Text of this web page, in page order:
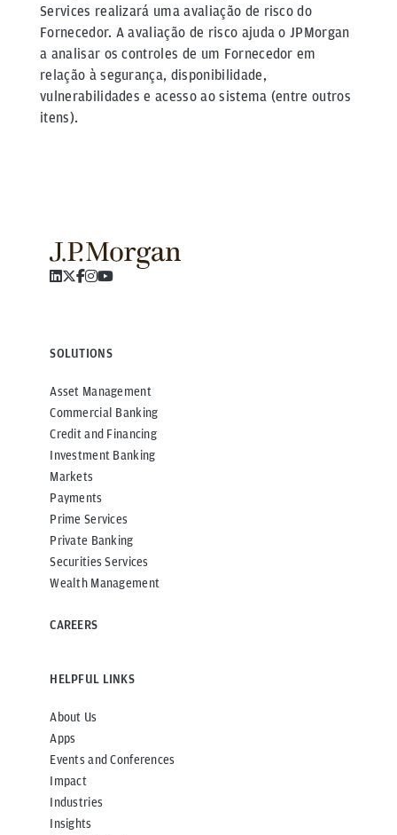
Services realizará uma avaliação de risco do
Fornecedor. A avaliação de risco ajuda o JPMorgan
a analisar os controles de um Fornecedor em
relação à segurança, disponibilidade,
vulnerabilidades e acesso ao sistema (entre outros
itens).
SOLUTIONS
Asset Management
Commercial Banking
Credit and Financing
Investment Banking
Markets
Payments
Prime Services
Private Banking
Securities Services
Wealth Management
CAREERS
HELPFUL LINKS
About Us
Apps
Events and Conferences
Impact
Industries
Insights